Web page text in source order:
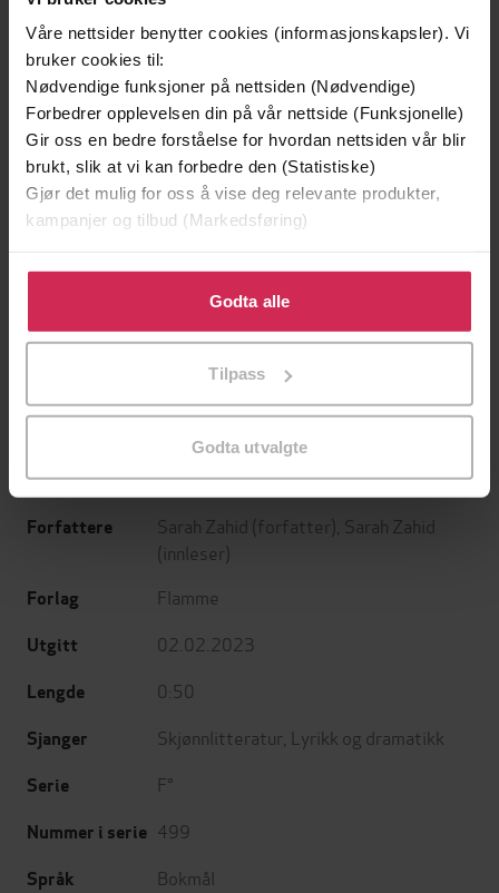
Våre nettsider benytter cookies (informasjonskapsler). Vi
bruker cookies til:
Nødvendige funksjoner på nettsiden (Nødvendige)
Forbedrer opplevelsen din på vår nettside (Funksjonelle)
Gir oss en bedre forståelse for hvordan nettsiden vår blir
brukt, slik at vi kan forbedre den (Statistiske)
Gjør det mulig for oss å vise deg relevante produkter,
kampanjer og tilbud (Markedsføring)
Klikk på «Godta alle» for å gi oss ditt samtykke til å
bruke cookies for alle disse formålene. Du kan også
tilpasse ditt samtykke til spesifikke formål ved å klikke
Godta alle
Tilpass
Godta utvalgte
Guden over skogene
LYDBOK
Sjøfareren
LYDBOK
Forfattere Sarah Zahid (forfatter), Sarah Zahid
(innleser)
Forlag Flamme
Utgitt 02.02.2023
Lengde 0:50
Sjanger Skjønnlitteratur Lyrikk og dramatikk
Serie F°
Nummer i serie 499
Språk Bokmål